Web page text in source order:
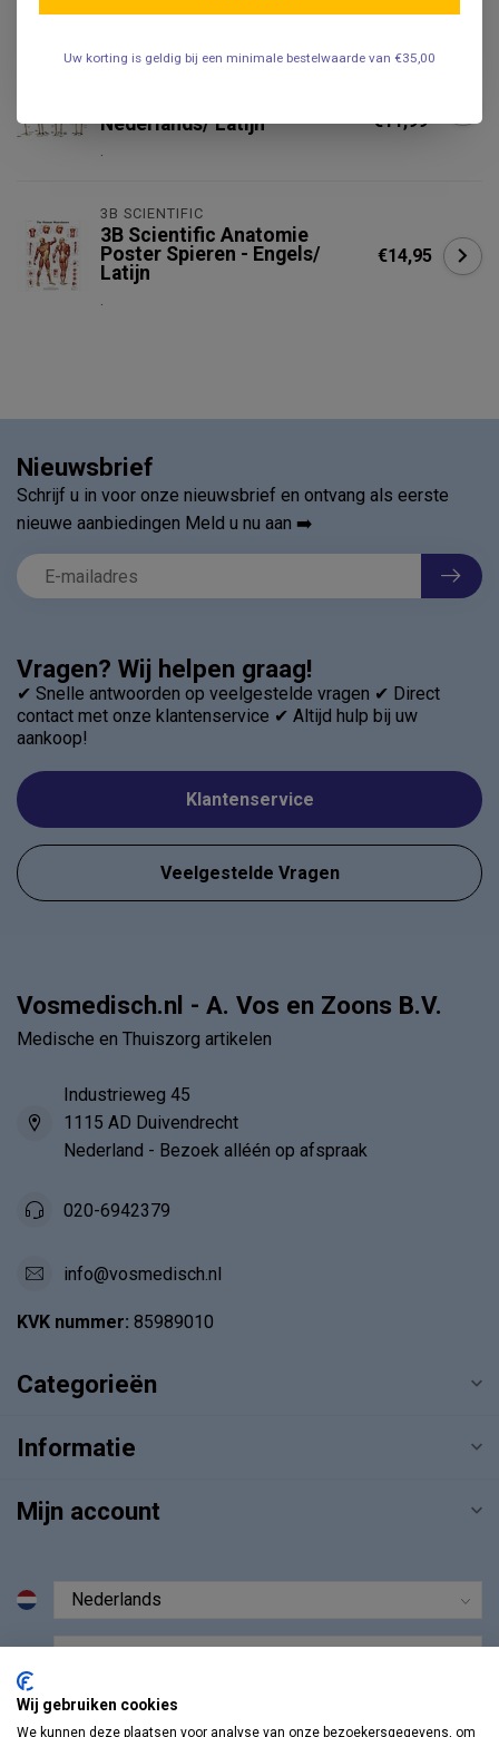
VOSMEDISCH
Nederlands/ Latijn
.
€11,99
3B SCIENTIFIC
3B Scientific Anatomie
Poster Spieren - Engels/
Latijn
.
€14,95
Vragen? Wij helpen graag!
✔ Snelle antwoorden op veelgestelde vragen ✔ Direct
contact met onze klantenservice ✔ Altijd hulp bij uw
aankoop!
Klantenservice
Veelgestelde Vragen
Nieuwsbrief
Schrijf u in voor onze nieuwsbrief en ontvang als eerste
nieuwe aanbiedingen Meld u nu aan ➡️
Vosmedisch.nl - A. Vos en Zoons B.V.
Medische en Thuiszorg artikelen
Industrieweg 45
1115 AD Duivendrecht
Nederland - Bezoek alléén op afspraak
020-6942379
info@vosmedisch.nl
KVK nummer: 85989010
Categorieën
Informatie
Mijn account
Wij gebruiken cookies
We kunnen deze plaatsen voor analyse van onze bezoekersgegevens, om
Uw korting is geldig bij een minimale bestelwaarde van €35,00